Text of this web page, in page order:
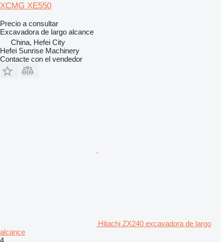
XCMG XE550
Precio a consultar
Excavadora de largo alcance
China, Hefei City
Hefei Sunrise Machinery
Contacte con el vendedor
Hitachi ZX240 excavadora de largo
alcance
4